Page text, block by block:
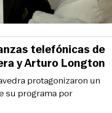
protagonizaron un
su programa por
telefónicas de
y Arturo Longton